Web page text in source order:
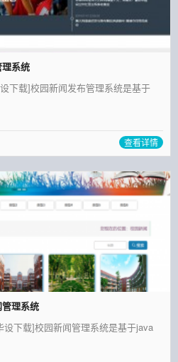
系统
下载]校园新闻发布管理系统是基于
查看详情
理系统
下载]校园新闻管理系统是基于java